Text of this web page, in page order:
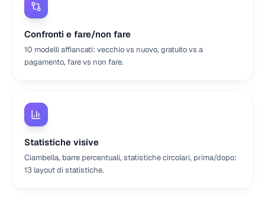
Confronti e fare/non fare
10 modelli affiancati: vecchio vs nuovo, gratuito vs a
pagamento, fare vs non fare.
Statistiche visive
Ciambella, barre percentuali, statistiche circolari, prima/dopo:
13 layout di statistiche.